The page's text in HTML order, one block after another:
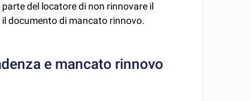
del locatore di non rinnovare il
documento di mancato rinnovo.
e mancato rinnovo